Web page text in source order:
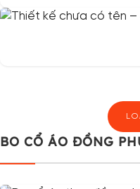
BO CỔ ÁO ĐỒNG